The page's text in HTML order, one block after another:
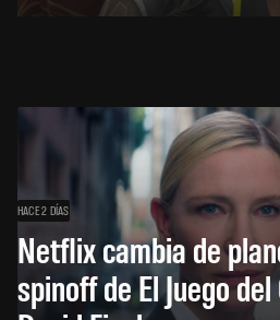
HACE 2 DÍAS
Netflix cambia de
spinoff de El Juego